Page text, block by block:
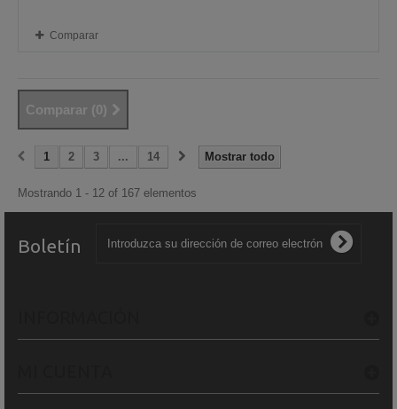
Comparar
Comparar (0)
Mostrar todo
1 2 3 ... 14
Mostrando 1 - 12 of 167 elementos
Boletín